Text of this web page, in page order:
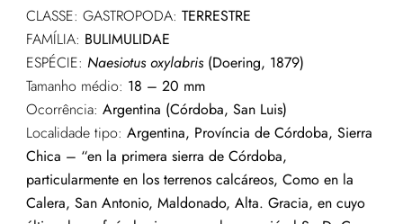
CLASSE: GASTROPODA: TERRESTRE
FAMÍLIA: BULIMULIDAE
ESPÉCIE: Naesiotus oxylabris(Doering, 1879)
Tamanho médio: 18 – 20 mm
Ocorrência: Argentina (Córdoba, San Luis)
Localidade tipo: Argentina, Província de Córdoba, Sierra
Chica – “en la primera sierra de Córdoba,
particularmente en los terrenos calcáreos, Como en la
Calera, San Antonio, Maldonado, Alta. Gracia, en cuyo